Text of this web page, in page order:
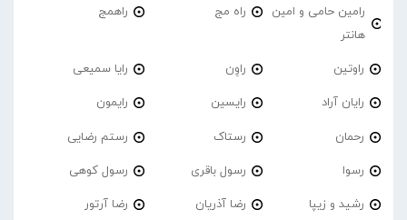
رامین حامی و امین
هانتر
راه مج راهمج
راوتین راوِن رایا سمیعی
رایان آراد رایسین رایمون
رحمان رستاک رستم رضایی
رسوا رسول باقری رسول کوهی
رشید و زیپا رضا آذریان رضا آرتور